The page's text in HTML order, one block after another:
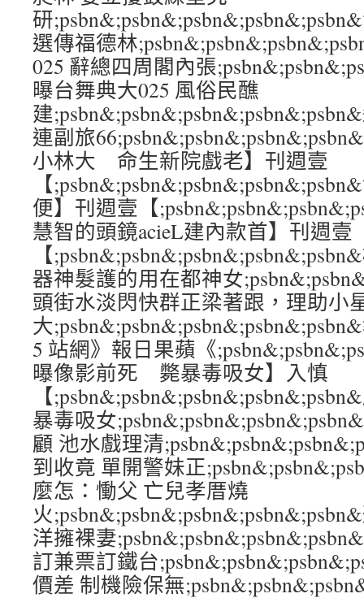
研
選傳福德林
025 辭總四周閣內張
曝台舞典大025 風俗民醮
建
連副旅
小林大 命生新院戲老】刊週壹
【
便】刊週壹【
慧智的頭鏡acieL建內款首】刊週壹
【
器神髮護的用在都神女
頭街水淡閃快群正梁著跟，理助小
大
5 站網》報日果蘋《
曝像影前死 斃暴毒吸女】入慎
【
暴毒吸女
顧 池水戲理清
到收竟 單開警妹正
麼怎：慟父 亡兒孝厝燒
火
洋擁裸妻
訂兼票訂鐵台
價差 制機險保無